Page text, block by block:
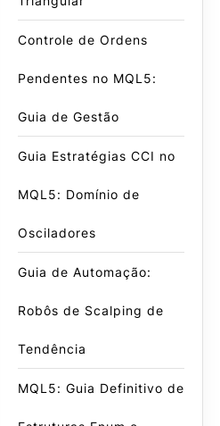
Controle de Ordens
Pendentes no MQL5:
Guia de Gestão
Guia Estratégias CCI no
MQL5: Domínio de
Osciladores
Guia de Automação:
Robôs de Scalping de
Tendência
MQL5: Guia Definitivo de